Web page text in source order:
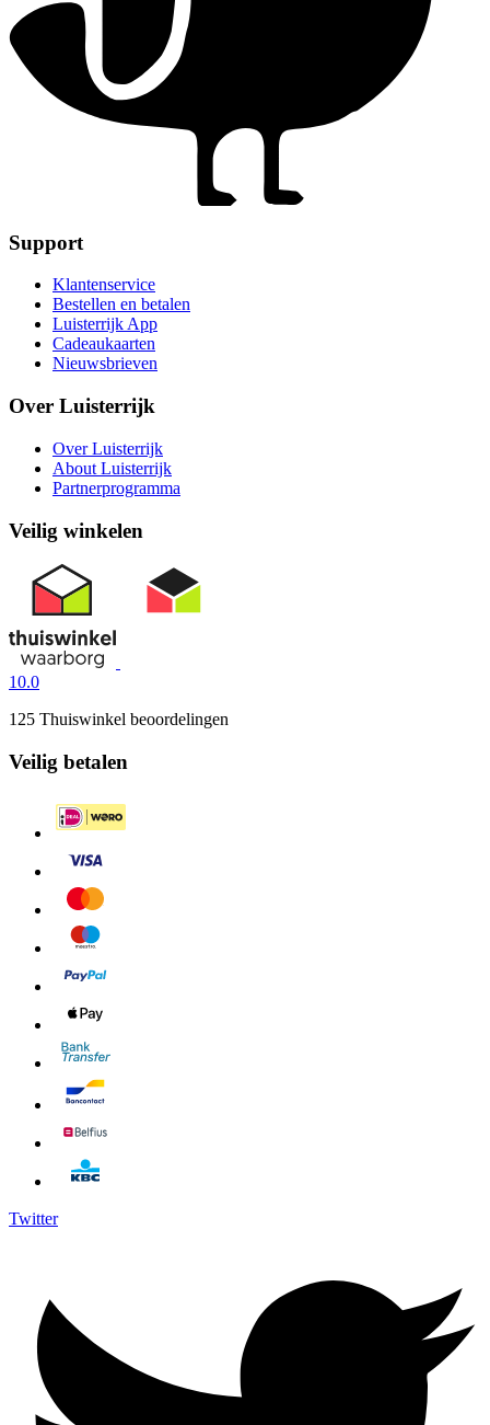
Support
Klantenservice
Bestellen en betalen
Luisterrijk App
Cadeaukaarten
Nieuwsbrieven
Over Luisterrijk
Over Luisterrijk
About Luisterrijk
Partnerprogramma
Veilig winkelen
10.0
125 Thuiswinkel beoordelingen
Veilig betalen
Twitter